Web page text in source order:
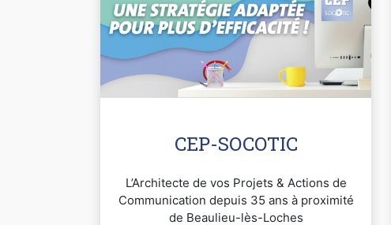
CEP-SOCOTIC
L’Architecte de vos Projets & Actions de
Communication depuis 35 ans à proximité
de Beaulieu-lès-Loches